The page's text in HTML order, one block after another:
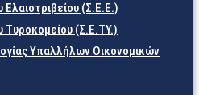
(Σ.Ε.Ε.)
Τυροκομείου (Σ.Ε.TY.)
Υπαλλήλων Οικονομικών